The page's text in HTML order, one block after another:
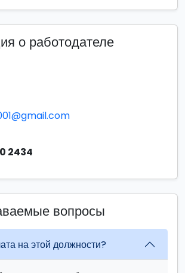
о работодателе
2434
вопросы
на этой должности?